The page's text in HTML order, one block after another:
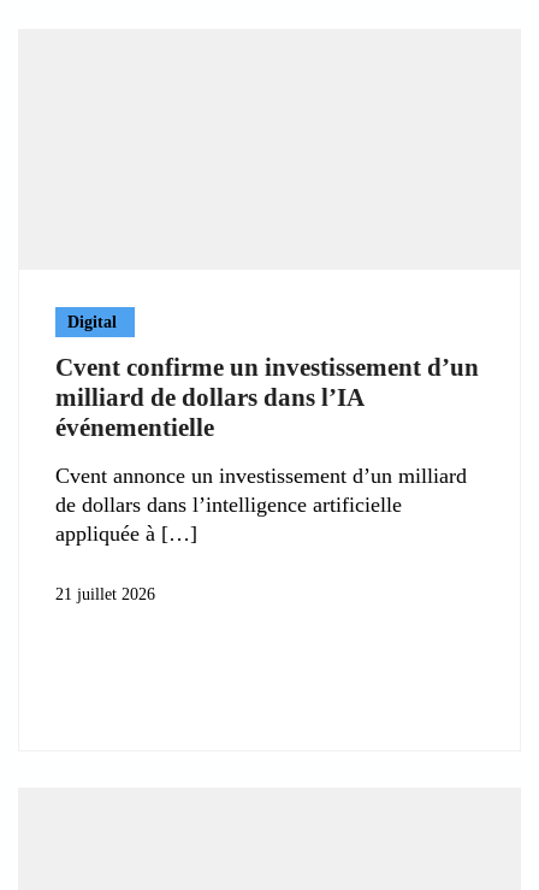
Digital
Cvent confirme un investissement d’un
milliard de dollars dans l’IA
événementielle
Cvent annonce un investissement d’un milliard
de dollars dans l’intelligence artificielle
appliquée à
21 juillet 2026